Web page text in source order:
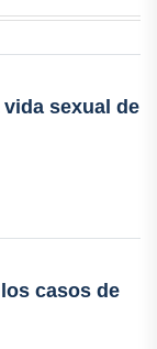
sexual de
casos de